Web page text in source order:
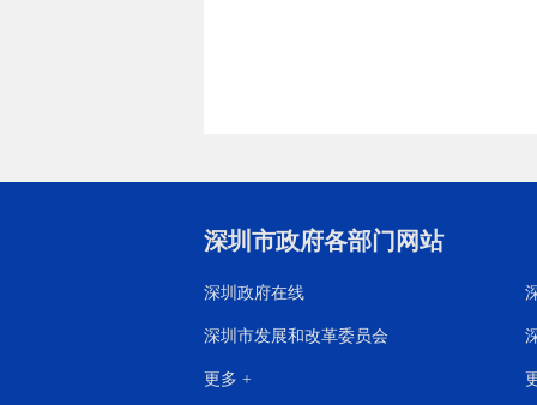
深圳市政府各部门网站
深圳政府在线
深圳市发展和改革委员会
更多 +